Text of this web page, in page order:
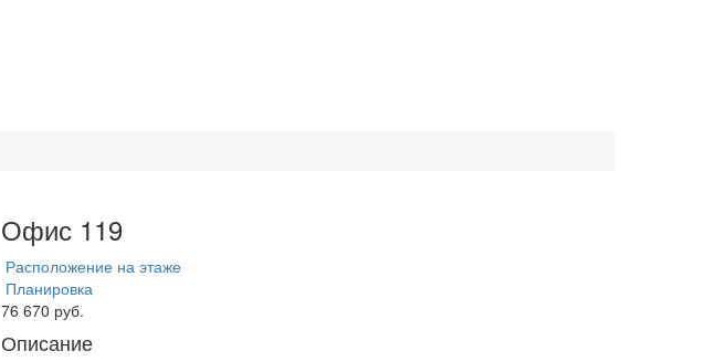
Офис 119
Расположение на этаже
Планировка
76 670 руб.
Описание